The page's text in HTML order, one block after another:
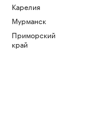
Карелия
Мурманск
Приморский
край